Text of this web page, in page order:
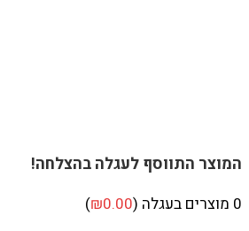
המוצר התווסף לעגלה בהצלחה!
0 מוצרים בעגלה ( ₪0.00
)